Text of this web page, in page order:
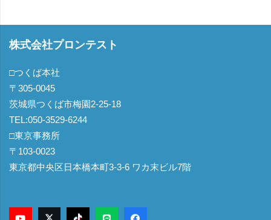
株式会社プロンテスト
□つくば本社
〒305-0045
茨城県つくば市梅園2-25-18
TEL:050-3529-6244
□東京事務所
〒103-0023
東京都中央区日本橋本町3-3-6 ワカ末ビル7階